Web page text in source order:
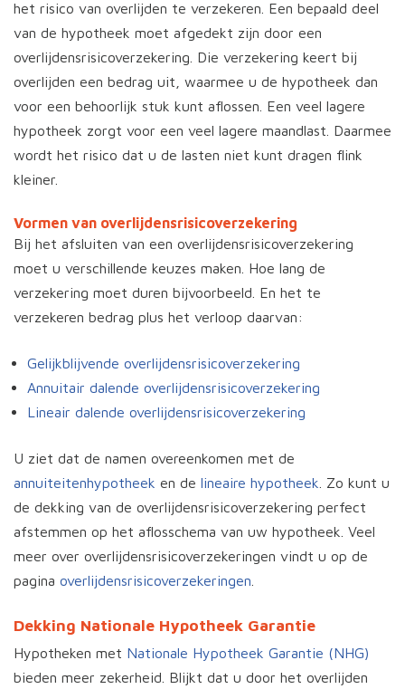
het risico van overlijden te verzekeren. Een bepaald deel
van de hypotheek moet afgedekt zijn door een
overlijdensrisicoverzekering. Die verzekering keert bij
overlijden een bedrag uit, waarmee u de hypotheek dan
voor een behoorlijk stuk kunt aflossen. Een veel lagere
hypotheek zorgt voor een veel lagere maandlast. Daarmee
wordt het risico dat u de lasten niet kunt dragen flink
kleiner.
Vormen van overlijdensrisicoverzekering
Bij het afsluiten van een overlijdensrisicoverzekering
moet u verschillende keuzes maken. Hoe lang de
verzekering moet duren bijvoorbeeld. En het te
verzekeren bedrag plus het verloop daarvan:
Gelijkblijvende overlijdensrisicoverzekering
Annuitair dalende overlijdensrisicoverzekering
Lineair dalende overlijdensrisicoverzekering
U ziet dat de namen overeenkomen met de
annuiteitenhypotheek en de lineaire hypotheek . Zo kunt u
de dekking van de overlijdensrisicoverzekering perfect
afstemmen op het aflosschema van uw hypotheek. Veel
meer over overlijdensrisicoverzekeringen vindt u op de
pagina overlijdensrisicoverzekeringen
Dekking Nationale Hypotheek Garantie
Hypotheken met Nationale Hypotheek Garantie (NHG)
bieden meer zekerheid. Blijkt dat u door het overlijden